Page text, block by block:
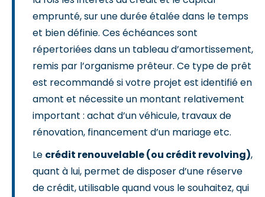
emprunté, sur une durée étalée dans le temps
et bien définie. Ces échéances sont
répertoriées dans un tableau d’amortissement,
remis par l’organisme prêteur. Ce type de prêt
est recommandé si votre projet est identifié en
amont et nécessite un montant relativement
important : achat d’un véhicule, travaux de
rénovation, financement d’un mariage etc.
Le crédit renouvelable (ou crédit revolving),
quant à lui, permet de disposer d’une réserve
de crédit, utilisable quand vous le souhaitez, qui